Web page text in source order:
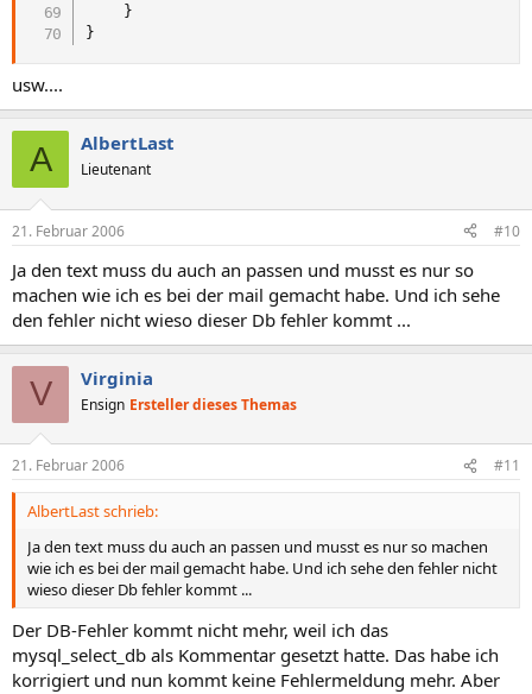
}
}
usw....
A AlbertLast
Lieutenant
21. Februar 2006 #10
Ja den text muss du auch an passen und musst es nur so
machen wie ich es bei der mail gemacht habe. Und ich sehe
den fehler nicht wieso dieser Db fehler kommt ...
V Virginia
Ensign Ersteller dieses Themas
21. Februar 2006 #11
AlbertLast schrieb:
Ja den text muss du auch an passen und musst es nur so machen
wie ich es bei der mail gemacht habe. Und ich sehe den fehler nicht
wieso dieser Db fehler kommt ...
Der DB-Fehler kommt nicht mehr, weil ich das
mysql_select_db als Kommentar gesetzt hatte. Das habe ich
korrigiert und nun kommt keine Fehlermeldung mehr. Aber